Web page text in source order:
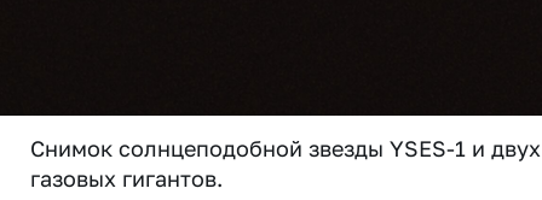
Снимок солнцеподобной звезды YSES-1 и двух
газовых гигантов.